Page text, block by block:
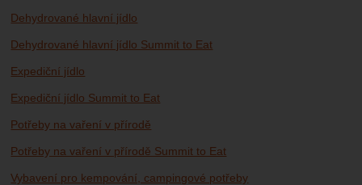
Dehydrované hlavní jídlo
Dehydrované hlavní jídlo Summit to Eat
Expediční jídlo
Expediční jídlo Summit to Eat
Potřeby na vaření v přírodě
Potřeby na vaření v přírodě Summit to Eat
Vybavení pro kempování, campingové potřeby